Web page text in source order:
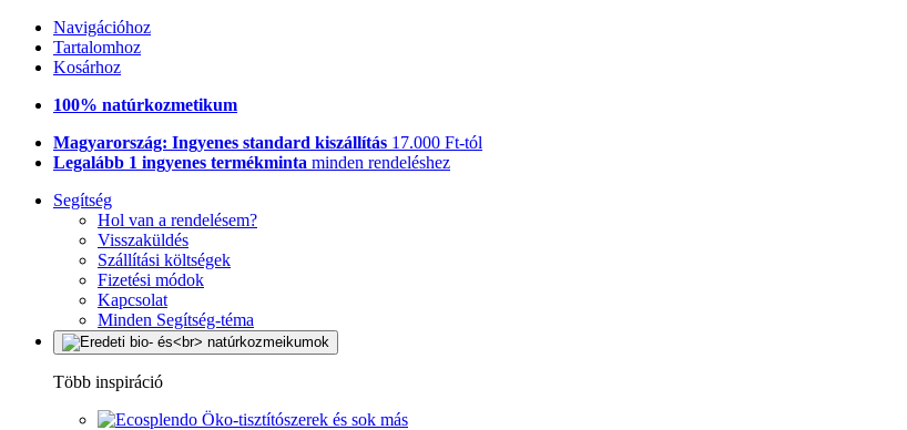
Navigációhoz
Tartalomhoz
Kosárhoz
100% natúrkozmetikum
Magyarország: Ingyenes standard kiszállítás 17.000 Ft-tól
Legalább 1 ingyenes termékminta minden rendeléshez
Segítség
Hol van a rendelésem?
Visszaküldés
Szállítási költségek
Fizetési módok
Kapcsolat
Minden Segítség-téma
Több inspiráció
Öko-tisztítószerek és sok más